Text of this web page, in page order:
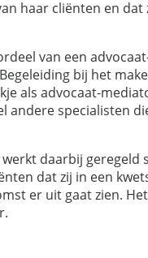
haar cliënten en dat
van een
bij het
als advocaat-
andere specialisten
daarbij geregeld
dat zij in een
er uit gaat zien.